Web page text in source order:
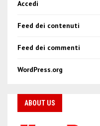
Accedi
Feed dei contenuti
Feed dei commenti
WordPress.org
ABOUT US